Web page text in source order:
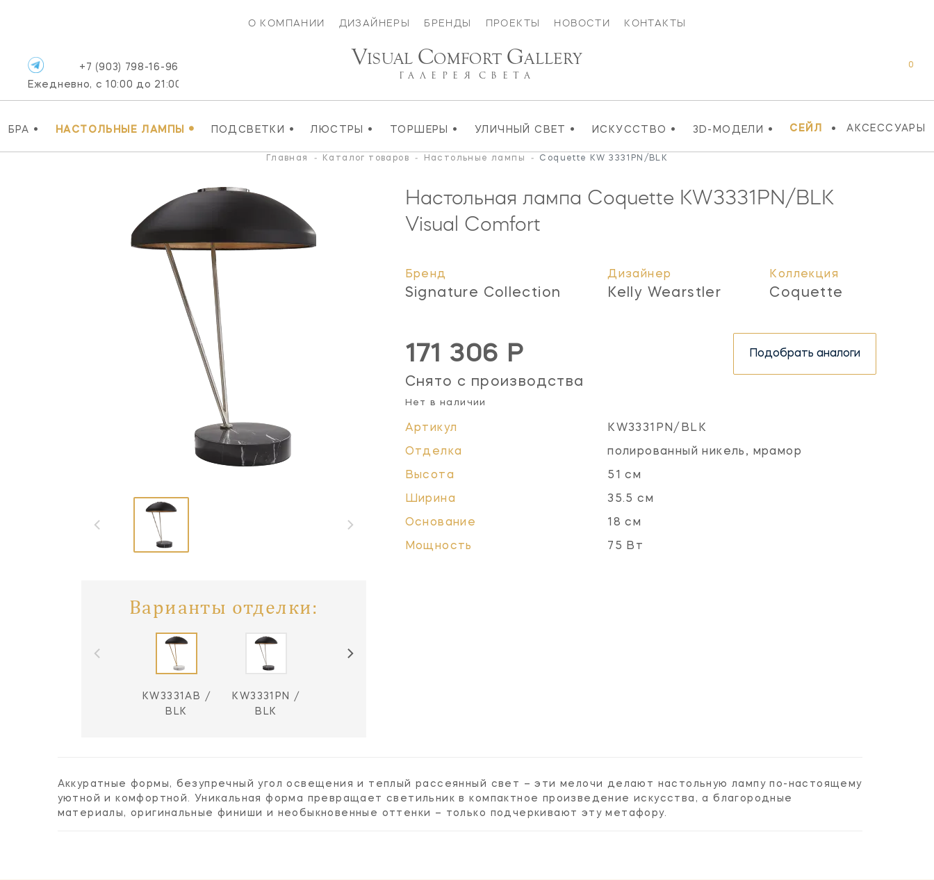
О КОМПАНИИ ДИЗАЙНЕРЫ БРЕНДЫ ПРОЕКТЫ НОВОСТИ КОНТАКТЫ
БРА • НАСТОЛЬНЫЕ ЛАМПЫ • ПОДСВЕТКИ • ЛЮСТРЫ • ТОРШЕРЫ • УЛИЧНЫЙ СВЕТ • ИСКУССТВО • 3D-МОДЕЛИ • СЕЙЛ • АКСЕССУАРЫ
+7 (903) 798-16-96
Ежедневно, с 10:00 до 21:00
0
VISUAL COMFORT GALLERY
ГАЛЕРЕЯ СВЕТА
Главная - Каталог товаров - Настольные лампы - Coquette KW 3331PN/BLK
Варианты отделки:
KW3331AB /
BLK
KW3331PN /
BLK
Настольная лампа Coquette KW3331PN/BLK
Visual Comfort
Бренд
Signature Collection
Дизайнер
Kelly Wearstler
Коллекция
Coquette
171 306 Р
Снято с производства
Нет в наличии
Подобрать аналоги
Артикул KW3331PN/BLK
Отделка полированный никель, мрамор
Высота 51 см
Ширина 35.5 см
Основание 18 см
Мощность 75 Вт
Аккуратные формы, безупречный угол освещения и теплый рассеянный свет – эти мелочи делают настольную лампу по-настоящему
уютной и комфортной. Уникальная форма превращает светильник в компактное произведение искусства, а благородные
материалы, оригинальные финиши и необыкновенные оттенки – только подчеркивают эту метафору.